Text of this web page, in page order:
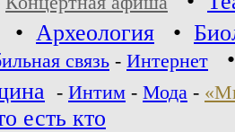
• Археология •
связь - Интернет
- Интим - Мода -
есть кто